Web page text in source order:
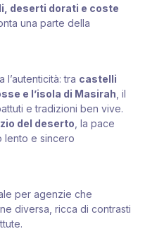
deserti dorati e coste
una parte della
tra castelli
e l’isola di Masirah , il
e tradizioni ben vive.
del deserto , la pace
lento e sincero
per agenzie che
diversa, ricca di contrasti